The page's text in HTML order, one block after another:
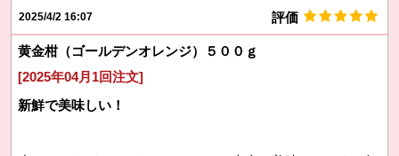
2025/4/2 16:07 評価
黄金柑（ゴールデンオレンジ）５００ｇ
[2025年04月1回注文]
新鮮で美味しい！